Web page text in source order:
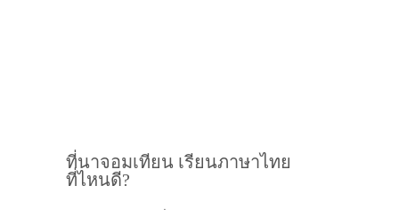
ที่นาจอมเทียน เรียนภาษาไทย
ที่ไหนดี?